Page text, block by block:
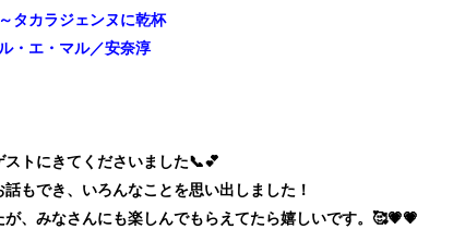
タカラジェンヌに乾杯
・エ・マル／安奈淳
トにきてくださいました📞💕
もでき、いろんなことを思い出しました！
、みなさんにも楽しんでもらえてたら嬉しいです。🥰💗💗